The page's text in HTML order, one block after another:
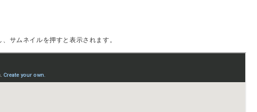
サムネイルを押すと表示されます。